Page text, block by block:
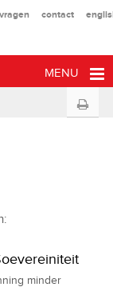
contact
MENU
minder